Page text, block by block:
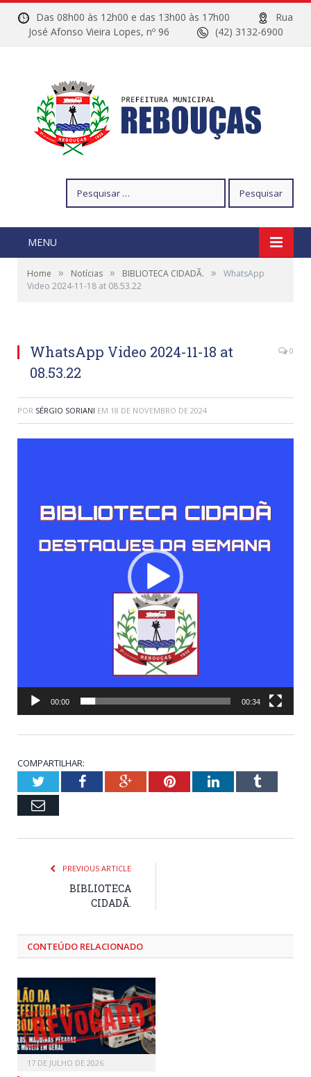
Das 08h00 às 12h00 e das 13h00 às 17h00
Rua
José Afonso Vieira Lopes, nº 96
(42) 3132-6900
por:
MENU
Home » Notícias » BIBLIOTECA CIDADÃ. »
WhatsApp
Video 2024-11-18 at 08.53.22
WhatsApp Video 2024-11-18 at
08.53.22
0
POR SÉRGIO SORIANI EM 18 DE NOVEMBRO DE 2024
00:00 00:34
COMPARTILHAR:
TwitterFacebookGoogle+PinterestLinkedInTumblr
Email
PREVIOUS ARTICLE
BIBLIOTECA
CIDADÃ.
CONTEÚDO RELACIONADO
17 DE JULHO DE 2026